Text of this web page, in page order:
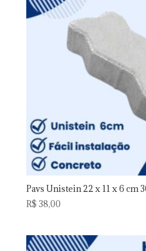
Pavs Unistein 22 x 11 x 6 cm
R$ 38,00